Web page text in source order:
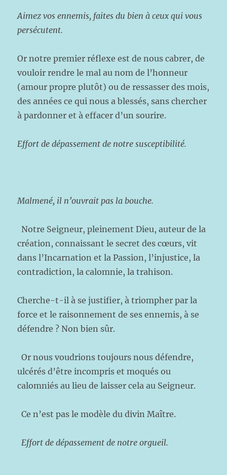
Aimez vos ennemis, faites du bien à ceux qui vous
persécutent.
Or notre premier réflexe est de nous cabrer, de
vouloir rendre le mal au nom de l’honneur
(amour propre plutôt) ou de ressasser des mois,
des années ce qui nous a blessés, sans chercher
à pardonner et à effacer d’un sourire.
Effort de dépassement de notre susceptibilité.
Malmené, il n’ouvrait pas la bouche.
Notre Seigneur, pleinement Dieu, auteur de la
création, connaissant le secret des cœurs, vit
dans l’Incarnation et la Passion, l’injustice, la
contradiction, la calomnie, la trahison.
Cherche-t-il à se justifier, à triompher par la
force et le raisonnement de ses ennemis, à se
défendre ? Non bien sûr.
Or nous voudrions toujours nous défendre,
ulcérés d’être incompris et moqués ou
calomniés au lieu de laisser cela au Seigneur.
Ce n’est pas le modèle du divin Maître.
Effort de dépassement de notre orgueil.